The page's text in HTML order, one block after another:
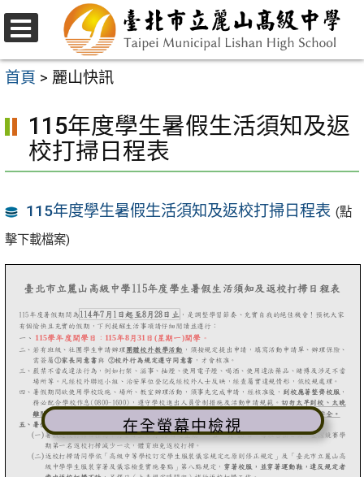
跳
至
主
內
區
選
單
首頁 > 麗山快訊
115年度學生暑假生活須知及返
校打掃日程表
115年度學生暑假生活須知及返校打掃日程表 (點
擊下載檔案)
在全螢幕中檢視